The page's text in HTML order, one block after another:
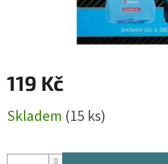
119 Kč
cena:
Skladem (15 ks)